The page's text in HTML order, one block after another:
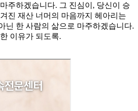
주하겠습니다. 그 진심이, 당신이 승
진 재산 너머의 마음까지 헤아리는
닌 한 사람의 삶으로 마주하겠습니다.
이유가 되도록.